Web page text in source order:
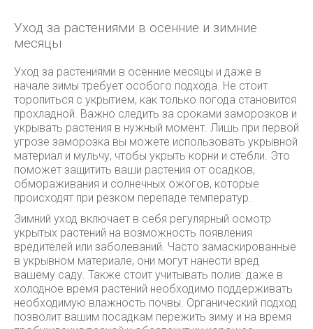
Уход за растениями в осенние и зимние
месяцы
Уход за растениями в осенние месяцы и даже в
начале зимы требует особого подхода. Не стоит
торопиться с укрытием, как только погода становится
прохладной. Важно следить за сроками заморозков и
укрывать растения в нужный момент. Лишь при первой
угрозе заморозка вы можете использовать укрывной
материал и мульчу, чтобы укрыть корни и стебли. Это
поможет защитить ваши растения от осадков,
обмораживания и солнечных ожогов, которые
происходят при резком перепаде температур.
Зимний уход включает в себя регулярный осмотр
укрытых растений на возможность появления
вредителей или заболеваний. Часто замаскированные
в укрывном материале, они могут нанести вред
вашему саду. Также стоит учитывать полив: даже в
холодное время растений необходимо поддерживать
необходимую влажность почвы. Органический подход
позволит вашим посадкам пережить зиму и на время